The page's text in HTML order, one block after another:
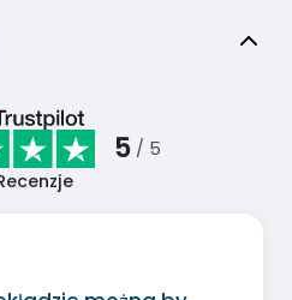
5 / 5